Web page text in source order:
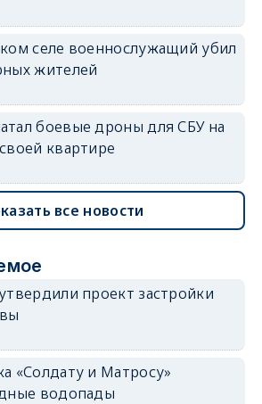
селе военнослужащий убил
жителей
боевые дроны для СБУ на
квартире
все новости
проект застройки
«Солдату и Матросу»
водопады